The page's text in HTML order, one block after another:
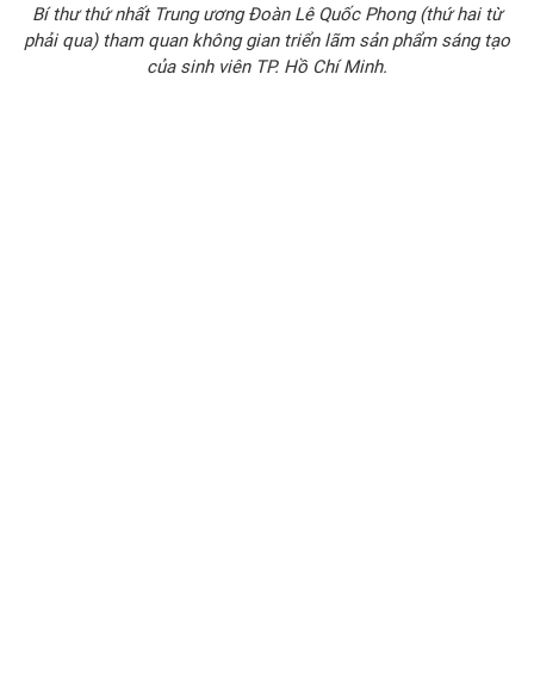
Bí thư thứ nhất Trung ương Đoàn Lê Quốc Phong (thứ hai từ
phải qua) tham quan không gian triển lãm sản phẩm sáng tạo
của sinh viên TP. Hồ Chí Minh.